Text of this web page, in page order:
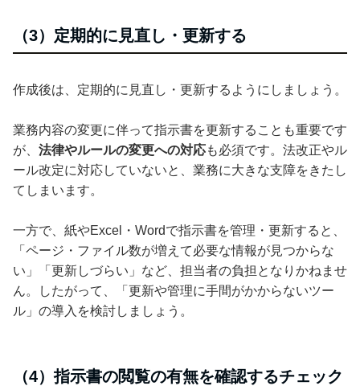
（3）定期的に見直し・更新する
作成後は、定期的に見直し・更新するようにしましょう。
業務内容の変更に伴って指示書を更新することも重要です
が、 法律やルールの変更への対応も必須です。法改正やル
ール改定に対応していないと、業務に大きな支障をきたし
てしまいます。
一方で、紙やExcel・Wordで指示書を管理・更新すると、
「ページ・ファイル数が増えて必要な情報が見つからな
い」「更新しづらい」など、担当者の負担となりかねませ
ん。したがって、「更新や管理に手間がかからないツー
ル」の導入を検討しましょう。
（4）指示書の閲覧の有無を確認するチェック